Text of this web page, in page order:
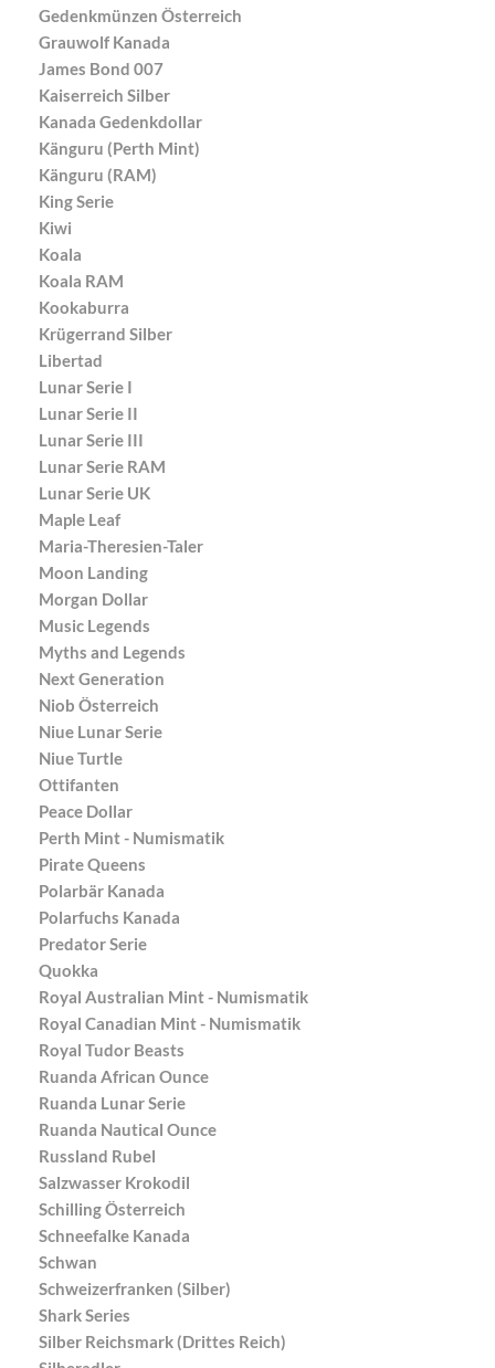
Gedenkmünzen Österreich
Grauwolf Kanada
James Bond 007
Kaiserreich Silber
Kanada Gedenkdollar
Känguru (Perth Mint)
Känguru (RAM)
King Serie
Kiwi
Koala
Koala RAM
Kookaburra
Krügerrand Silber
Libertad
Lunar Serie I
Lunar Serie II
Lunar Serie III
Lunar Serie RAM
Lunar Serie UK
Maple Leaf
Maria-Theresien-Taler
Moon Landing
Morgan Dollar
Music Legends
Myths and Legends
Next Generation
Niob Österreich
Niue Lunar Serie
Niue Turtle
Ottifanten
Peace Dollar
Perth Mint - Numismatik
Pirate Queens
Polarbär Kanada
Polarfuchs Kanada
Predator Serie
Quokka
Royal Australian Mint - Numismatik
Royal Canadian Mint - Numismatik
Royal Tudor Beasts
Ruanda African Ounce
Ruanda Lunar Serie
Ruanda Nautical Ounce
Russland Rubel
Salzwasser Krokodil
Schilling Österreich
Schneefalke Kanada
Schwan
Schweizerfranken (Silber)
Shark Series
Silber Reichsmark (Drittes Reich)